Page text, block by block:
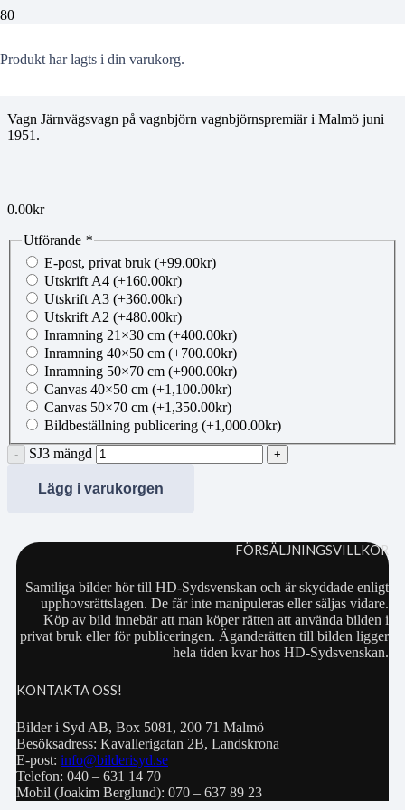
Produkt har lagts i din varukorg.
SJ3
Vagn Järnvägsvagn på vagnbjörn vagnbjörnspremiär i Malmö juni
1951.
0.00kr
Utförande *
E-post, privat bruk (+99.00kr)
Utskrift A4 (+160.00kr)
Utskrift A3 (+360.00kr)
Utskrift A2 (+480.00kr)
Inramning 21×30 cm (+400.00kr)
Inramning 40×50 cm (+700.00kr)
Inramning 50×70 cm (+900.00kr)
Canvas 40×50 cm (+1,100.00kr)
Canvas 50×70 cm (+1,350.00kr)
Bildbeställning publicering (+1,000.00kr)
SJ3 mängd
Lägg i varukorgen
FÖRSÄLJNINGSVILLKOR
Samtliga bilder hör till HD-Sydsvenskan och är skyddade enligt
upphovsrättslagen. De får inte manipuleras eller säljas vidare.
Köp av bild innebär att man köper rätten att använda bilden i
privat bruk eller för publiceringen. Äganderätten till bilden ligger
hela tiden kvar hos HD-Sydsvenskan.
KONTAKTA OSS!
Bilder i Syd AB, Box 5081, 200 71 Malmö
Besöksadress: Kavallerigatan 2B, Landskrona
E-post: info@bilderisyd.se
Telefon: 040 – 631 14 70
Mobil (Joakim Berglund): 070 – 637 89 23